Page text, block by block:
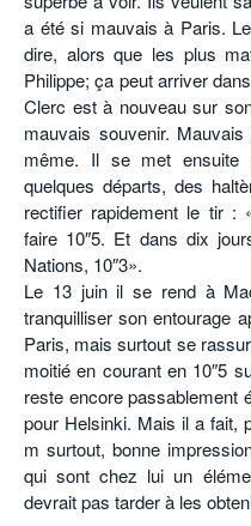
a été si mauvais à Paris.
dire, alors que les plus
Philippe; ça peut arriver
Clerc est à nouveau sur
mauvais souvenir.
même. Il se met ensuite
quelques départs, des
rectifier rapidement le tir :
faire 10″5. Et dans dix
Nations, 10″3».
Le 13 juin il se rend à
tranquilliser son entourage
Paris, mais surtout se
moitié en courant en 10″5
reste encore passablement
pour Helsinki. Mais il a fait,
m surtout, bonne
qui sont chez lui un
devrait pas tarder à les